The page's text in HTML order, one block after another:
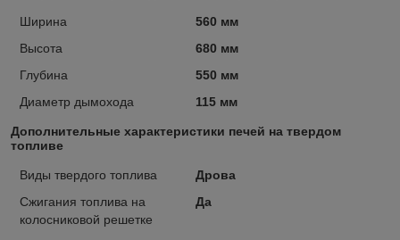
Ширина
560 мм
Высота
680 мм
Глубина
550 мм
Диаметр дымохода
115 мм
Дополнительные характеристики печей на твердом
топливе
Виды твердого топлива
Дрова
Сжигания топлива на
колосниковой решетке
Да